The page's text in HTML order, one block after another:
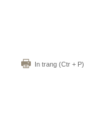
In trang (Ctr + P)